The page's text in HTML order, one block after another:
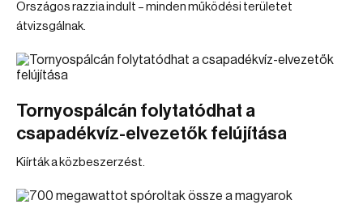
Országos razzia indult – minden működési területet
átvizsgálnak.
Tornyospálcán folytatódhat a
csapadékvíz-elvezetők felújítása
Kiírták a közbeszerzést.